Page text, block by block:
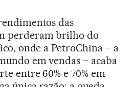
das
perderam brilho do
onde a PetroChina – a
em vendas – acaba
entre 60% e 70% em